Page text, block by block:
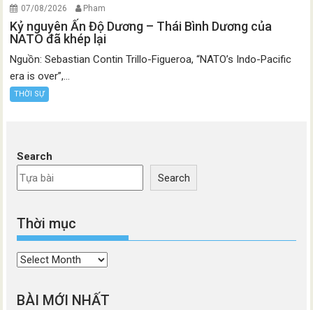
07/08/2026 Pham
Kỷ nguyên Ấn Độ Dương – Thái Bình Dương của
NATO đã khép lại
Nguồn: Sebastian Contin Trillo-Figueroa, “NATO’s Indo-Pacific
era is over”,...
THỜI SỰ
Search
Search
Thời mục
Thời
BÀI MỚI NHẤT